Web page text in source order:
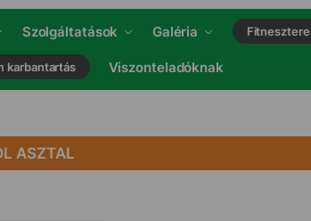
Szolgáltatások Galéria
karbantartás Viszonteladóknak
ASZTAL